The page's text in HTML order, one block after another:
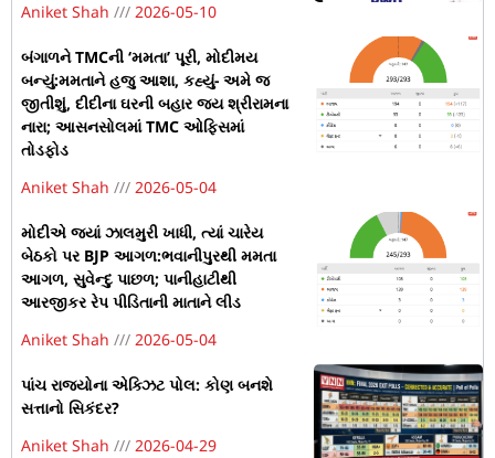
Aniket Shah
2026-05-10
બંગાળને TMCની ‘મમતા’ પૂરી, મોદીમય
બન્યું:મમતાને હજુ આશા, કહ્યું- અમે જ
જીતીશું, દીદીના ઘરની બહાર જય શ્રીરામના
નારા; આસનસોલમાં TMC ઓફિસમાં
તોડફોડ
Aniket Shah
2026-05-04
મોદીએ જ્યાં ઝાલમુરી ખાધી, ત્યાં ચારેય
બેઠકો પર BJP આગળ:ભવાનીપુરથી મમતા
આગળ, સુવેન્દુ પાછળ; પાનીહાટીથી
આરજીકર રેપ પીડિતાની માતાને લીડ
Aniket Shah
2026-05-04
પાંચ રાજ્યોના એક્ઝિટ પોલ: કોણ બનશે
સત્તાનો સિકંદર?
Aniket Shah
2026-04-29